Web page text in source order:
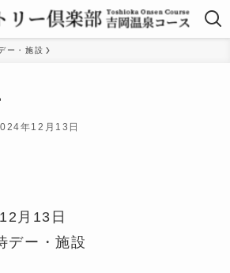
ー・施設
年12月13日
月13日
デー・施設